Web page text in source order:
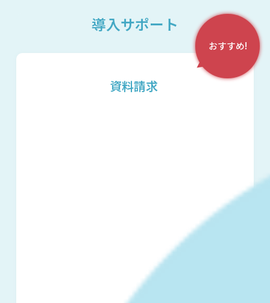
導入サポート
資料請求
おすすめ!